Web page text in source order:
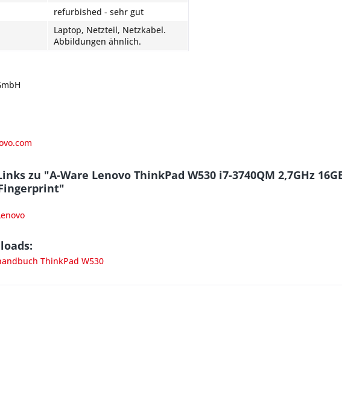
refurbished - sehr gut
Laptop, Netzteil, Netzkabel.
Abbildungen ähnlich.
zu "A-Ware Lenovo ThinkPad W530 i7-3740QM 2,7GHz 16GB
Fingerprint"
ThinkPad W530